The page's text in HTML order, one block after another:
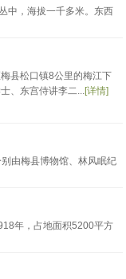
中，海拔一千多米。东西
县松口镇8公里的梅江下
、东宫侍讲李二...[详情]
由梅县博物馆、林风眠纪
年，占地面积5200平方